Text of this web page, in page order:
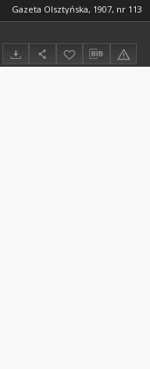
Gazeta Olsztyńska, 1907, nr 113